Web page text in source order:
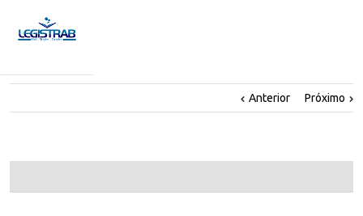
Anterior Próximo